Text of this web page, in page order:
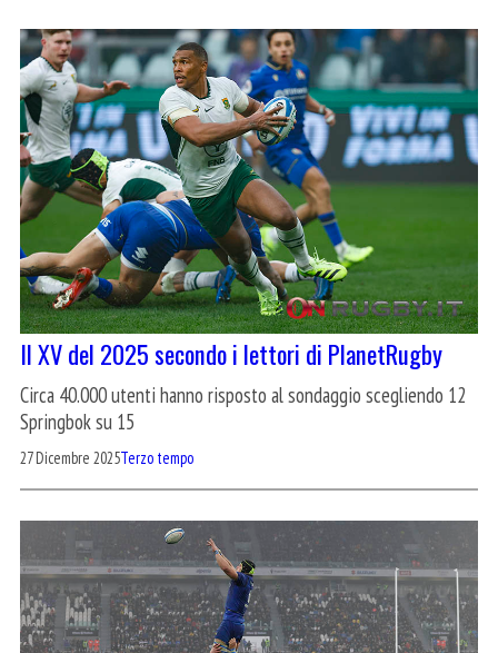
Il XV del 2025 secondo i lettori di PlanetRugby
Circa 40.000 utenti hanno risposto al sondaggio scegliendo 12
Springbok su 15
27 Dicembre 2025Terzo tempo